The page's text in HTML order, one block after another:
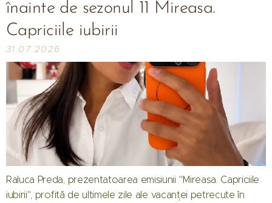
înainte de sezonul 11 Mireasa.
Capriciile iubirii
31.07.2026
Raluca Preda, prezentatoarea emisiunii "Mireasa. Capriciile
iubirii", profită de ultimele zile ale vacanței petrecute în